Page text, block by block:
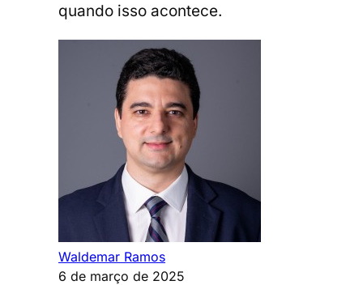
quando isso acontece.
Waldemar Ramos
6 de março de 2025